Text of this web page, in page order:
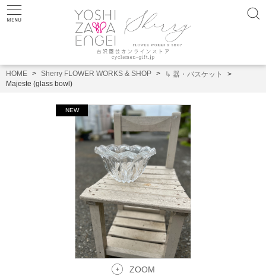
HOME Sherry FLOWER WORKS & SHOP
↳ 器・バスケット
Majeste (glass bowl)
ZOOM